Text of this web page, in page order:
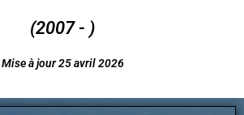
(2007 - )
Mise à jour 25 avril 2026